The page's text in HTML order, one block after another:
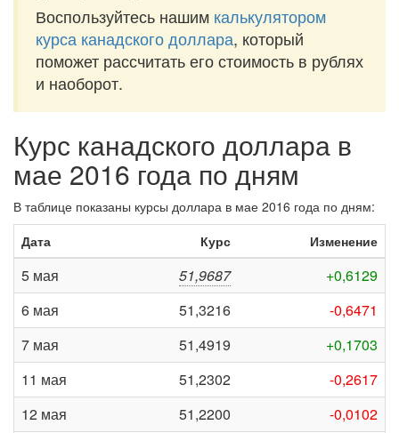
Воспользуйтесь нашим калькулятором
курса канадского доллара, который
поможет рассчитать его стоимость в рублях
и наоборот.
Курс канадского доллара в
мае 2016 года по дням
В таблице показаны курсы доллара в мае 2016 года по дням:
Дата
Курс Изменение
5 мая 51,9687
+0,6129
6 мая
51,3216
-0,6471
7 мая
51,4919
+0,1703
11 мая
51,2302
-0,2617
12 мая
51,2200
-0,0102